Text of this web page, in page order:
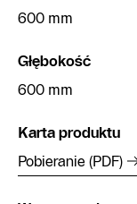
600 mm
Głębokość
600 mm
Karta produktu
Pobieranie (PDF)